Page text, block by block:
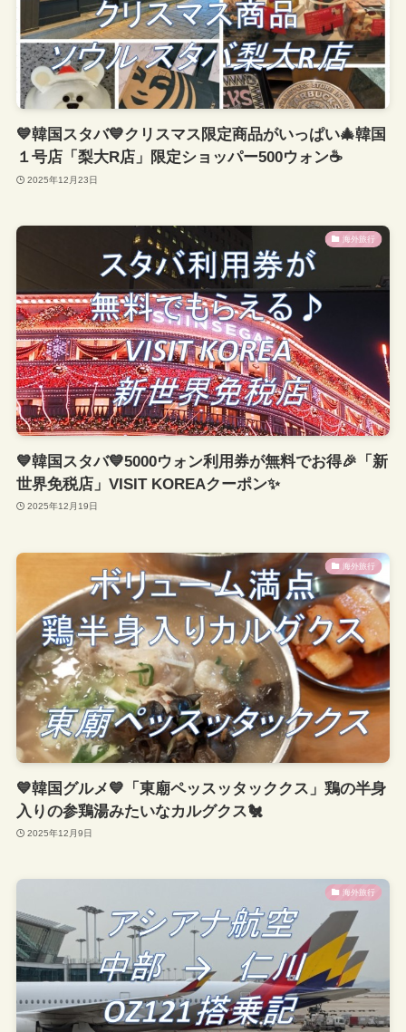
💙韓国スタバ💙クリスマス限定商品がいっぱい🎄韓国
１号店「梨大R店」限定ショッパー500ウォン☕
2025年12月23日
海外旅行
💙韓国スタバ💙5000ウォン利用券が無料でお得🎉「新
世界免税店」VISIT KOREAクーポン✨
2025年12月19日
海外旅行
💙韓国グルメ💙「東廟ペッスッタッククス」鶏の半身
入りの参鶏湯みたいなカルグクス🐔
2025年12月9日
海外旅行